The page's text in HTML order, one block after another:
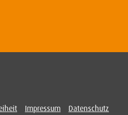
Impressum Datenschutz